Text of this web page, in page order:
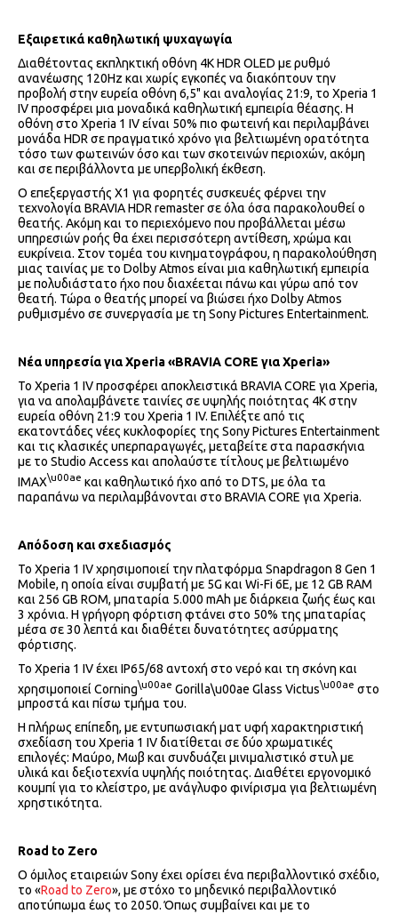
Εξαιρετικά καθηλωτική ψυχαγωγία
Διαθέτοντας εκπληκτική οθόνη 4K HDR OLED με ρυθμό
ανανέωσης 120Hz και χωρίς εγκοπές να διακόπτουν την
προβολή στην ευρεία οθόνη 6,5" και αναλογίας 21:9, το Xperia 1
IV προσφέρει μια μοναδικά καθηλωτική εμπειρία θέασης. Η
οθόνη στο Xperia 1 IV είναι 50% πιο φωτεινή και περιλαμβάνει
μονάδα HDR σε πραγματικό χρόνο για βελτιωμένη ορατότητα
τόσο των φωτεινών όσο και των σκοτεινών περιοχών, ακόμη
και σε περιβάλλοντα με υπερβολική έκθεση.
Ο επεξεργαστής X1 για φορητές συσκευές φέρνει την
τεχνολογία BRAVIA HDR remaster σε όλα όσα παρακολουθεί ο
θεατής. Ακόμη και το περιεχόμενο που προβάλλεται μέσω
υπηρεσιών ροής θα έχει περισσότερη αντίθεση, χρώμα και
ευκρίνεια. Στον τομέα του κινηματογράφου, η παρακολούθηση
μιας ταινίας με το Dolby Atmos είναι μια καθηλωτική εμπειρία
με πολυδιάστατο ήχο που διαχέεται πάνω και γύρω από τον
θεατή. Τώρα ο θεατής μπορεί να βιώσει ήχο Dolby Atmos
ρυθμισμένο σε συνεργασία με τη Sony Pictures Entertainment.
Νέα υπηρεσία για Xperia «BRAVIA CORE για Xperia»
Το Xperia 1 IV προσφέρει αποκλειστικά BRAVIA CORE για Xperia,
για να απολαμβάνετε ταινίες σε υψηλής ποιότητας 4K στην
ευρεία οθόνη 21:9 του Xperia 1 IV. Επιλέξτε από τις
εκατοντάδες νέες κυκλοφορίες της Sony Pictures Entertainment
και τις κλασικές υπερπαραγωγές, μεταβείτε στα παρασκήνια
με το Studio Access και απολαύστε τίτλους με βελτιωμένο
IMAX\u00ae και καθηλωτικό ήχο από το DTS, με όλα τα
παραπάνω να περιλαμβάνονται στο BRAVIA CORE για Xperia.
Απόδοση και σχεδιασμός
Το Xperia 1 IV χρησιμοποιεί την πλατφόρμα Snapdragon 8 Gen 1
Mobile, η οποία είναι συμβατή με 5G και Wi-Fi 6E, με 12 GB RAM
και 256 GB ROM, μπαταρία 5.000 mAh με διάρκεια ζωής έως και
3 χρόνια. Η γρήγορη φόρτιση φτάνει στο 50% της μπαταρίας
μέσα σε 30 λεπτά και διαθέτει δυνατότητες ασύρματης
φόρτισης.
Το Xperia 1 IV έχει IP65/68 αντοχή στο νερό και τη σκόνη και
χρησιμοποιεί Corning\u00ae Gorilla\u00ae Glass Victus\u00ae στο
μπροστά και πίσω τμήμα του.
Η πλήρως επίπεδη, με εντυπωσιακή ματ υφή χαρακτηριστική
σχεδίαση του Xperia 1 IV διατίθεται σε δύο χρωματικές
επιλογές: Μαύρο, Μωβ και συνδυάζει μινιμαλιστικό στυλ με
υλικά και δεξιοτεχνία υψηλής ποιότητας. Διαθέτει εργονομικό
κουμπί για το κλείστρο, με ανάγλυφο φινίρισμα για βελτιωμένη
χρηστικότητα.
Road to Zero
Ο όμιλος εταιρειών Sony έχει ορίσει ένα περιβαλλοντικό σχέδιο,
το «Road to Zero», με στόχο το μηδενικό περιβαλλοντικό
αποτύπωμα έως το 2050. Όπως συμβαίνει και με το